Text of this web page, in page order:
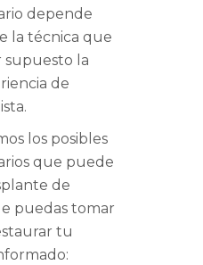
depende
la técnica que
supuesto la
de
los posibles
que puede
de
puedas tomar
tu